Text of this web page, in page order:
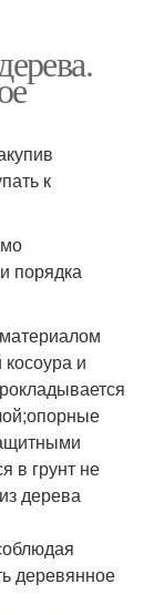
к
порядка
и
в грунт не
дерева
деревянное